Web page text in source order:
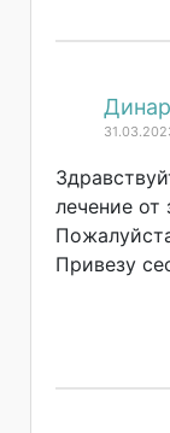
лечение от
Привезу